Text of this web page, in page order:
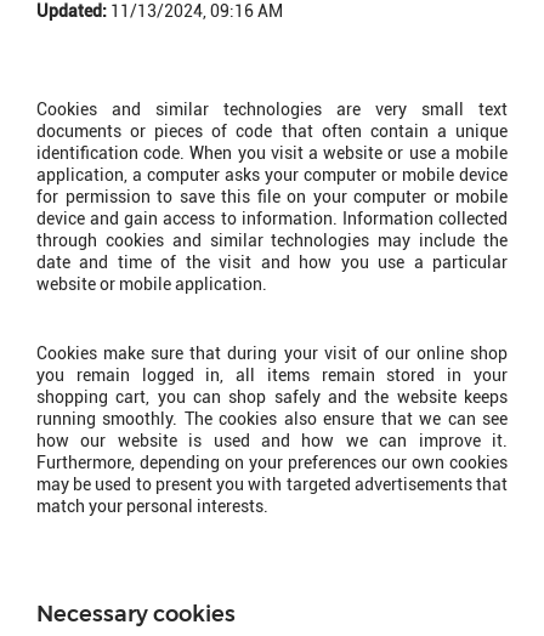
Updated: 11/13/2024, 09:16 AM
Cookies and similar technologies are very small text
documents or pieces of code that often contain a unique
identification code. When you visit a website or use a mobile
application, a computer asks your computer or mobile device
for permission to save this file on your computer or mobile
device and gain access to information. Information collected
through cookies and similar technologies may include the
date and time of the visit and how you use a particular
website or mobile application.
Cookies make sure that during your visit of our online shop
you remain logged in, all items remain stored in your
shopping cart, you can shop safely and the website keeps
running smoothly. The cookies also ensure that we can see
how our website is used and how we can improve it.
Furthermore, depending on your preferences our own cookies
may be used to present you with targeted advertisements that
match your personal interests.
Necessary cookies